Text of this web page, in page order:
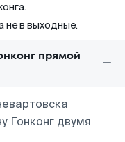
не в выходные.
прямой
Гонконг двумя